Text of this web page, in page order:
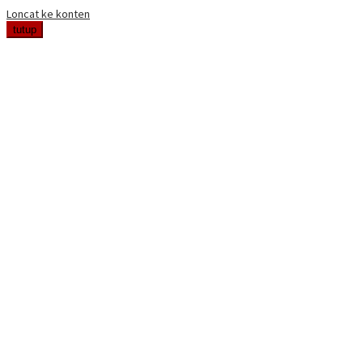
Loncat ke konten
tutup